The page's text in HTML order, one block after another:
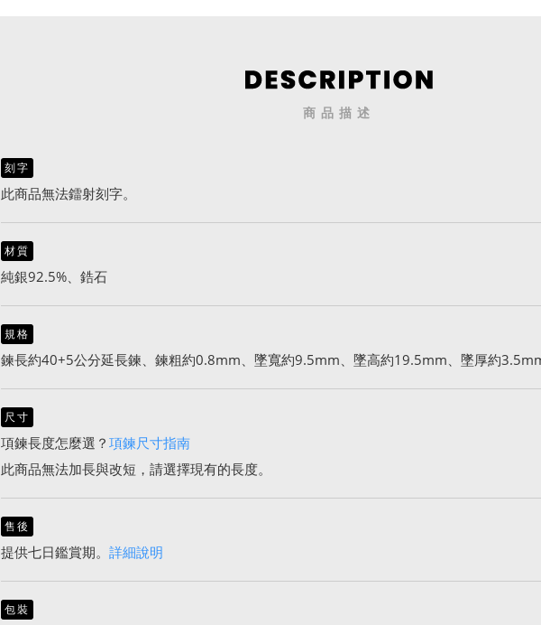
商品描述
刻字
此商品無法鐳射刻字。
材質
純銀92.5%、鋯石
規格
鍊長約40+5公分延長鍊、鍊粗約0.8mm、墜寬約9.5mm、墜高約19.5mm、墜厚約
尺寸
項鍊長度怎麼選？ 項鍊尺寸指南
此商品無法加長與改短，請選擇現有的長度。
售後
提供七日鑑賞期。 詳細說明
包裝